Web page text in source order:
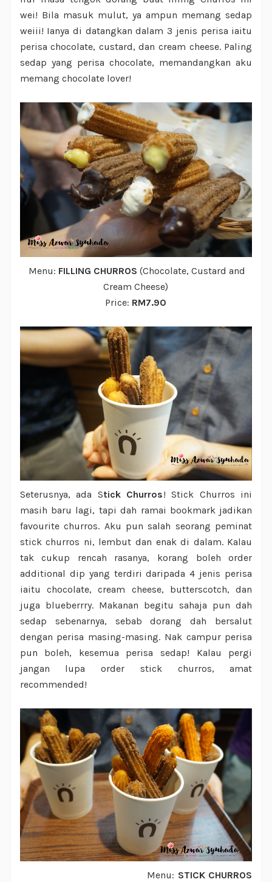
wei! Bila masuk mulut, ya ampun memang sedap
weiii! Ianya di datangkan dalam 3 jenis perisa iaitu
perisa chocolate, custard, dan cream cheese. Paling
sedap yang perisa chocolate, memandangkan aku
memang chocolate lover!
Menu: FILLING CHURROS(Chocolate, Custard and
Cream Cheese)
Price: RM7.90
Seterusnya, ada Stick Churros! Stick Churros ini
masih baru lagi, tapi dah ramai bookmark jadikan
favourite churros. Aku pun salah seorang peminat
stick churros ni, lembut dan enak di dalam. Kalau
tak cukup rencah rasanya, korang boleh order
additional dip yang terdiri daripada 4 jenis perisa
iaitu chocolate, cream cheese, butterscotch, dan
juga blueberrry. Makanan begitu sahaja pun dah
sedap sebenarnya, sebab dorang dah bersalut
dengan perisa masing-masing. Nak campur perisa
pun boleh, kesemua perisa sedap! Kalau pergi
jangan lupa order stick churros, amat
recommended!
Menu: STICK CHURROS